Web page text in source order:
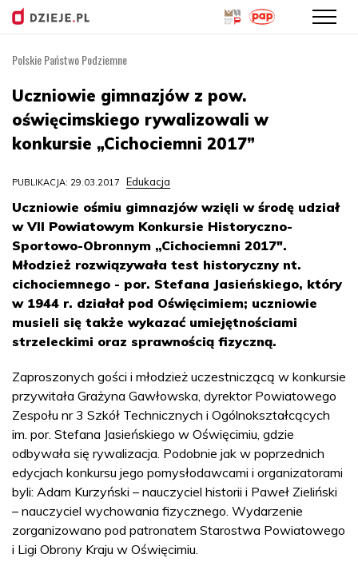
treści
Polskie Państwo Podziemne
Uczniowie gimnazjów z pow.
oświęcimskiego rywalizowali w
konkursie „Cichociemni 2017”
PUBLIKACJA: 29.03.2017 Edukacja
Uczniowie ośmiu gimnazjów wzięli w środę udział
w VII Powiatowym Konkursie Historyczno-
Sportowo-Obronnym „Cichociemni 2017″.
Młodzież rozwiązywała test historyczny nt.
cichociemnego - por. Stefana Jasieńskiego, który
w 1944 r. działał pod Oświęcimiem; uczniowie
musieli się także wykazać umiejętnościami
strzeleckimi oraz sprawnością fizyczną.
Zaproszonych gości i młodzież uczestniczącą w konkursie
przywitała Grażyna Gawłowska, dyrektor Powiatowego
Zespołu nr 3 Szkół Technicznych i Ogólnokształcących
im. por. Stefana Jasieńskiego w Oświęcimiu, gdzie
odbywała się rywalizacja. Podobnie jak w poprzednich
edycjach konkursu jego pomysłodawcami i organizatorami
byli: Adam Kurzyński – nauczyciel historii i Paweł Zieliński
– nauczyciel wychowania fizycznego. Wydarzenie
zorganizowano pod patronatem Starostwa Powiatowego
i Ligi Obrony Kraju w Oświęcimiu.